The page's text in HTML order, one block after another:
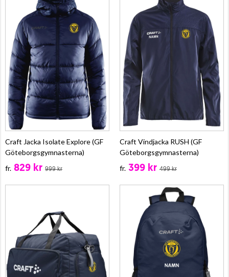
Craft Jacka Isolate Explore (GF
Göteborgsgymnasterna)
fr. 829 kr 999 kr
Craft Vindjacka RUSH (GF
Göteborgsgymnasterna)
fr. 399 kr 499 kr